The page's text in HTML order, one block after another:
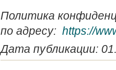
Политика
по адресу: https://
Дата публикации: